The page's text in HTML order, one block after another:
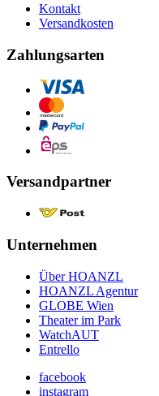
Kontakt
Versandkosten
Zahlungsarten
Versandpartner
Unternehmen
Über HOANZL
HOANZL Agentur
GLOBE Wien
Theater im Park
WatchAUT
Entrello
facebook
instagram